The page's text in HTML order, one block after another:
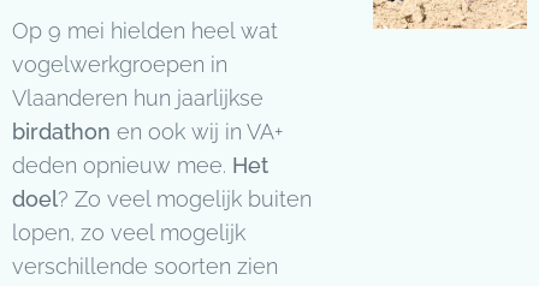
Op 9 mei hielden heel wat
vogelwerkgroepen in
Vlaanderen hun jaarlijkse
birdathon en ook wij in VA+
deden opnieuw mee. Het
doel? Zo veel mogelijk buiten
lopen, zo veel mogelijk
verschillende soorten zien